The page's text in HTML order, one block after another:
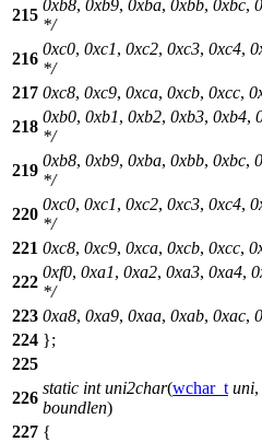
215
0xb8, 0xb9, 0xba, 0xbb, 0xbc,
*/
216
0xc0, 0xc1, 0xc2, 0xc3, 0xc4,
*/
217 0xc8, 0xc9, 0xca, 0xcb, 0xcc,
218
0xb0, 0xb1, 0xb2, 0xb3, 0xb4,
*/
219
0xb8, 0xb9, 0xba, 0xbb, 0xbc,
*/
220
0xc0, 0xc1, 0xc2, 0xc3, 0xc4,
*/
221 0xc8, 0xc9, 0xca, 0xcb, 0xcc,
222
0xf0, 0xa1, 0xa2, 0xa3, 0xa4,
*/
223 0xa8, 0xa9, 0xaa, 0xab, 0xac,
224 };
225
226
static int uni2char(wchar_t uni,
boundlen)
227 {